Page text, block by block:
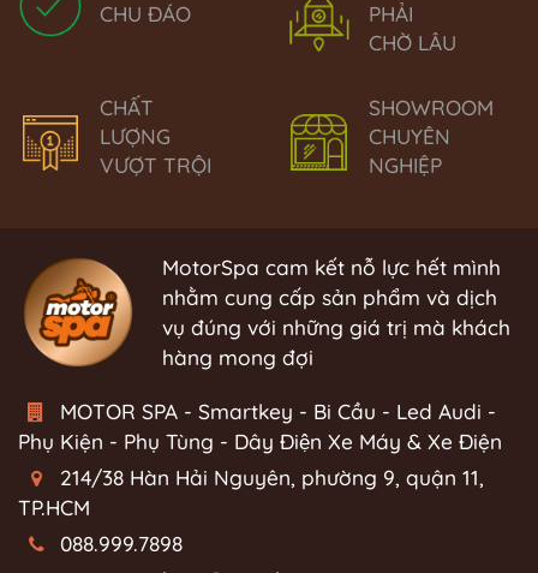
CHU ĐÁO
PHẢI
CHỜ LÂU
CHẤT
LƯỢNG
VƯỢT TRỘI
SHOWROOM
CHUYÊN
NGHIỆP
MotorSpa cam kết nỗ lực hết mình
nhằm cung cấp sản phẩm và dịch
vụ đúng với những giá trị mà khách
hàng mong đợi
MOTOR SPA - Smartkey - Bi Cầu - Led Audi -
Phụ Kiện - Phụ Tùng - Dây Điện Xe Máy & Xe Điện
214/38 Hàn Hải Nguyên, phường 9, quận 11,
TP.HCM
088.999.7898